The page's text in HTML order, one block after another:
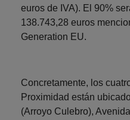
euros de IVA). El 90%
138.743,28 euros
Generation EU.
Concretamente, los
Proximidad están
(Arroyo Culebro),